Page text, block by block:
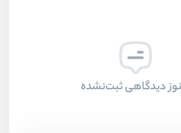
دیدگاهی ثبت‌نشده